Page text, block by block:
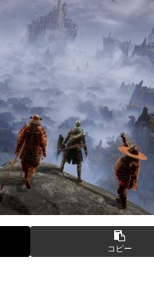
方コラボ、EXレベル40… 8/5はア
犬の成長記録、愛らしい動画が
！！！
止に追い込まれるwwwwwww
！！
という現実ｗｗｗｗ
になる。とんでもない人物との
カーレットに帰ってくる
ェザール隊仕様 A班装備)」「
工作垢だ」と示唆、複数の一般
乳を強調させた最新の姿wwww
万円の人と結婚したい！！→勿論
から聞くんだけど E3-2ってサ
ツィ 他
った
82歳のおじいちゃんが逮捕さ
いんやろな？
、数十日単位の証拠写真撮られ
分しか視察しなかったなんてデ
コピー